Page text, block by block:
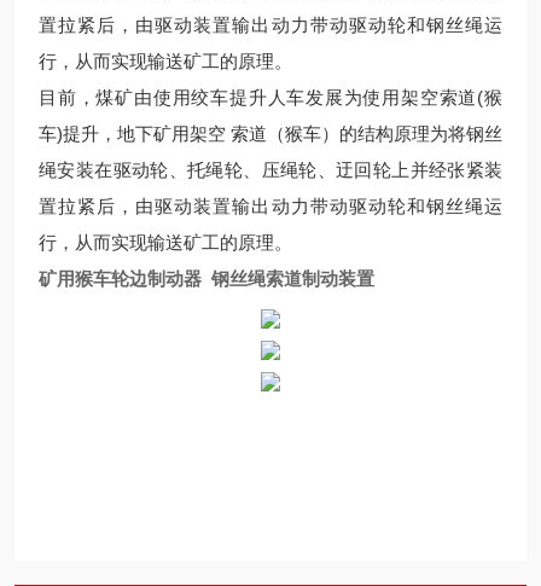
置拉紧后，由驱动装置输出动力带动驱动轮和钢丝绳运
行，从而实现输送矿工的原理。
目前，煤矿由使用绞车提升人车发展为使用架空索道(猴
车)提升，地下矿用架空 索道（猴车）的结构原理为将钢丝
绳安装在驱动轮、托绳轮、压绳轮、迂回轮上并经张紧装
置拉紧后，由驱动装置输出动力带动驱动轮和钢丝绳运
行，从而实现输送矿工的原理。
矿用猴车轮边制动器 钢丝绳索道制动装置